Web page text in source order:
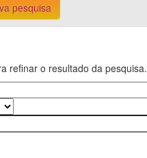
pesquisa
refinar o resultado da pesquisa.